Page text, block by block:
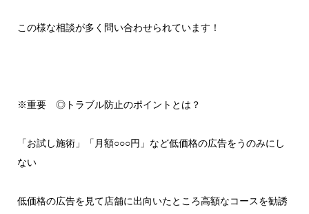
この様な相談が多く問い合わせられています！
※重要 ◎トラブル防止のポイントとは？
「お試し施術」「月額○○○円」など低価格の広告をうのみにし
ない
低価格の広告を見て店舗に出向いたところ高額なコースを勧誘